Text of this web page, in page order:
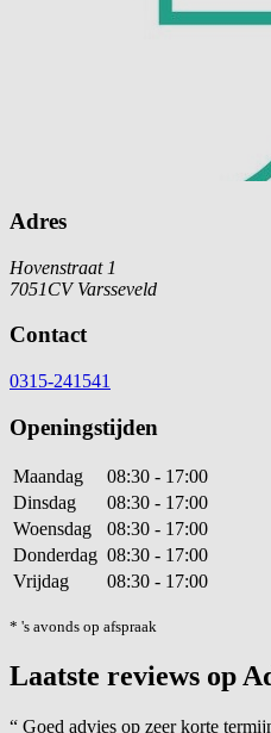
Adres
Hovenstraat 1
7051CV Varsseveld
Contact
0315-241541
Openingstijden
Maandag
08:30 - 17:00
Dinsdag
08:30 - 17:00
Woensdag
08:30 - 17:00
Donderdag 08:30 - 17:00
Vrijdag
08:30 - 17:00
* 's avonds op afspraak
Laatste reviews op
“ Goed advies op zeer korte